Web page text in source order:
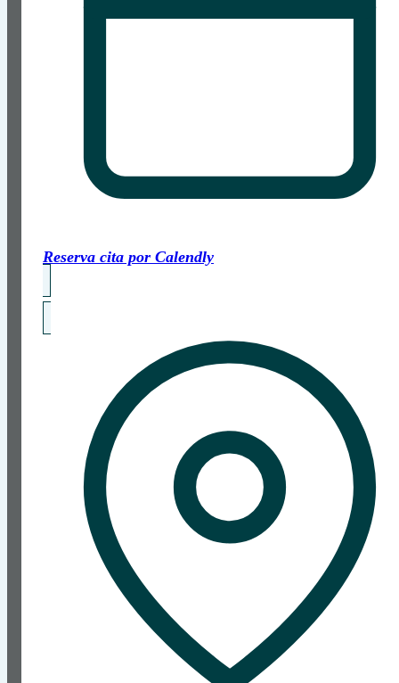
Reserva cita por Calendly